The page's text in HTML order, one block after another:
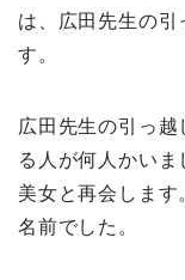
は、広田先生の引
す。
広田先生の引っ
る人が何人かい
美女と再会します
名前でした。